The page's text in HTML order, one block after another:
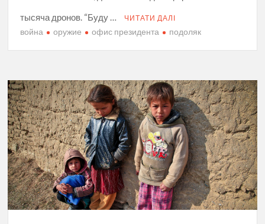
тысяча дронов. “Буду …
ЧИТАТИ ДАЛІ
война оружие офис президента подоляк